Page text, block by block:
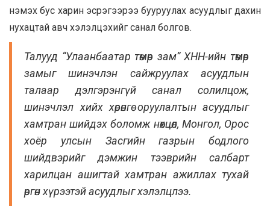
нэмэх бус харин эсрэгээрээ бууруулах асуудлыг дахин
нухацтай авч хэлэлцэхийг санал болгов.
Талууд “Улаанбаатар төмөр зам” ХНН-ийн төмөр
замыг шинэчлэн сайжруулах асуудлын
талаар дэлгэрэнгүй санал солилцож,
шинэчлэл хийх хөрөнгө оруулалтын асуудлыг
хамтран шийдэх боломж нөхцөл, Монгол, Орос
хоёр улсын Засгийн газрын бодлого
шийдвэрийг дэмжин тээврийн салбарт
харилцан ашигтай хамтран ажиллах тухай
өргөн хүрээтэй асуудлыг хэлэлцлээ.